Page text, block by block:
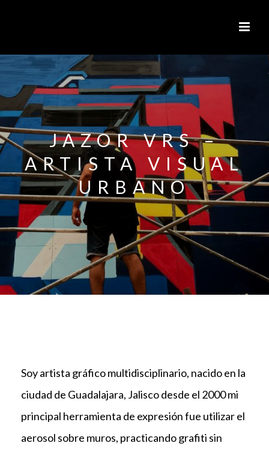
JAZOR VRS –
ARTISTA VISUAL
URBANO
Soy artista gráfico multidisciplinario, nacido en la
ciudad de Guadalajara, Jalisco desde el 2000 mi
principal herramienta de expresión fue utilizar el
aerosol sobre muros, practicando grafiti sin